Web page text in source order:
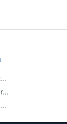
le
à
des
très